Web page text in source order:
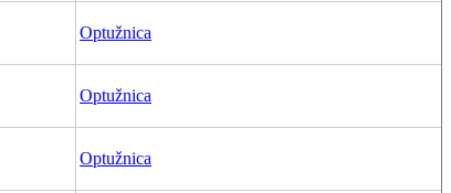
Optužnica
Optužnica
Optužnica